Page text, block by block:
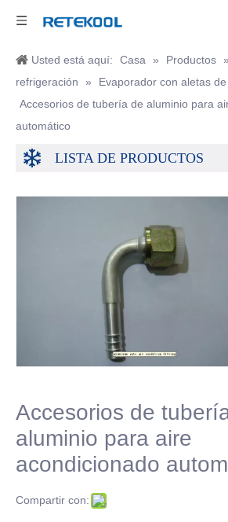
Usted está aquí: Casa » Productos »
refrigeración
» Evaporador con aletas
Accesorios de tubería de aluminio para
automático
LISTA DE PRODUCTOS
Accesorios de
aluminio para aire
acondicionado
Compartir con: